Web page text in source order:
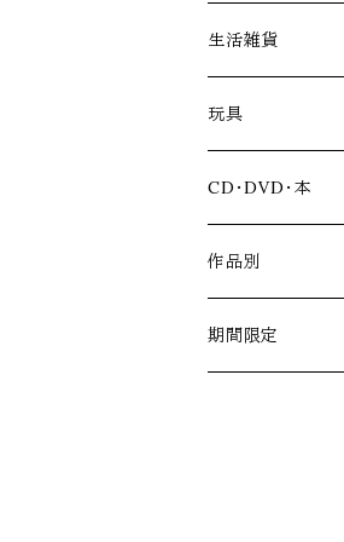
アパレル
ファッション雑貨
生活雑貨
玩具
アクリルスタンド
ソフビ
CD・DVD・本
作品別
冴島家シリーズ
期間限定